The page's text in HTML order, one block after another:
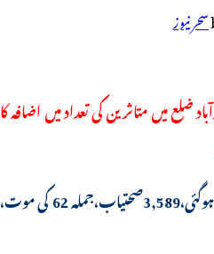
سحر نیوز
ضلع میں متاثرین کی تعداد میں اضافہ کا